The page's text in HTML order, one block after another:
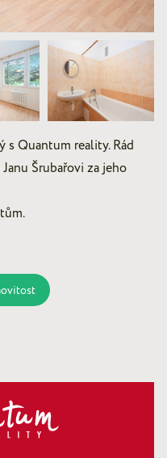
s Quantum reality. Rád
Šrubařovi za jeho